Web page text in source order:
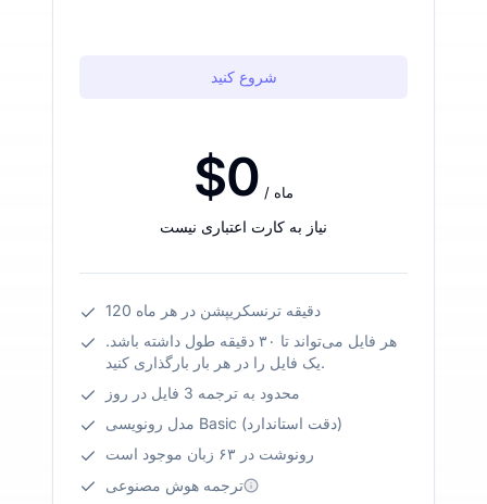
شروع کنید
$0 / ماه
نیاز به کارت اعتباری نیست
120 دقیقه ترنسکریپشن در هر ماه
هر فایل می‌تواند تا ۳۰ دقیقه طول داشته باشد.
یک فایل را در هر بار بارگذاری کنید.
محدود به ترجمه 3 فایل در روز
مدل رونویسی Basic (دقت استاندارد)
رونوشت در ۶۳ زبان موجود است
ترجمه هوش مصنوعی